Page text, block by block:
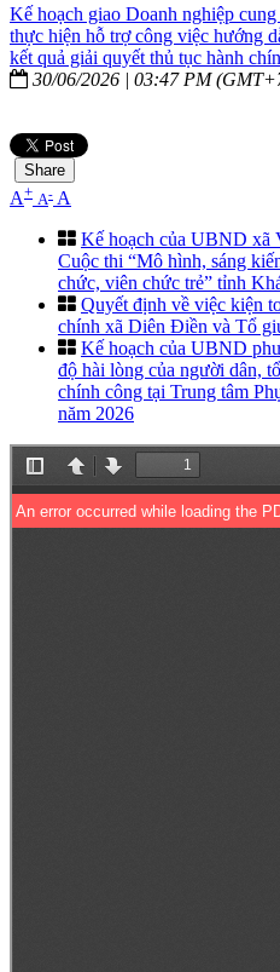
Kế hoạch giao Doanh nghiệp
thực hiện hỗ trợ công việc hướng
kết quả giải quyết thủ tục hành
30/06/2026 | 03:47 PM
Share
A+ A- A
Kế hoạch của UBND xã
Cuộc thi “Mô hình, sáng
chức, viên chức trẻ” tỉnh
Quyết định về việc kiện
chính xã Diên Điền và Tổ
Kế hoạch của UBND
độ hài lòng của người dân,
chính công tại Trung tâm
năm 2026